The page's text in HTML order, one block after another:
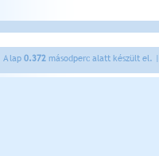
A lap 0.372 másodperc alatt készült el. |